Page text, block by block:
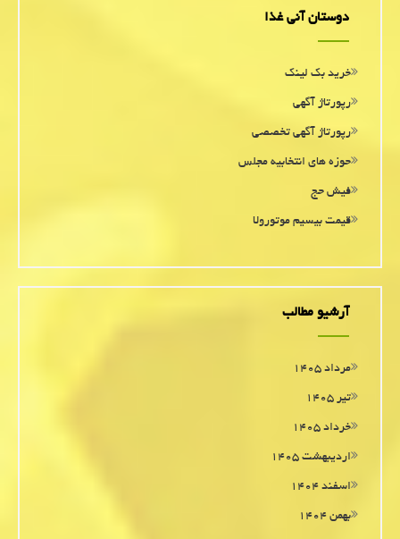
دوستان آنی غذا
خرید بک لینک
رپورتاژ آگهی
رپورتاژ آگهی تخصصی
حوزه های انتخابیه مجلس
فیش حج
قیمت بیسیم موتورولا
آرشیو مطالب
مرداد ۱۴۰۵
تیر ۱۴۰۵
خرداد ۱۴۰۵
اردیبهشت ۱۴۰۵
اسفند ۱۴۰۴
بهمن ۱۴۰۴